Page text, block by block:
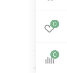
0
0